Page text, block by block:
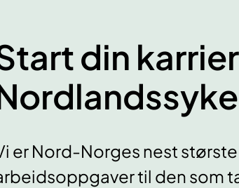
din
er Nord-Norges nest
til den som